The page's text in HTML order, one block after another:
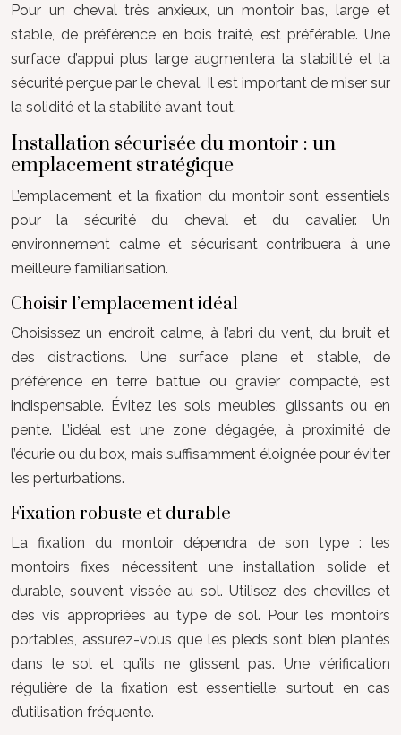
Pour un cheval très anxieux, un montoir bas, large et
stable, de préférence en bois traité, est préférable. Une
surface d’appui plus large augmentera la stabilité et la
sécurité perçue par le cheval. Il est important de miser sur
la solidité et la stabilité avant tout.
Installation sécurisée du montoir : un
emplacement stratégique
L’emplacement et la fixation du montoir sont essentiels
pour la sécurité du cheval et du cavalier. Un
environnement calme et sécurisant contribuera à une
meilleure familiarisation.
Choisir l’emplacement idéal
Choisissez un endroit calme, à l’abri du vent, du bruit et
des distractions. Une surface plane et stable, de
préférence en terre battue ou gravier compacté, est
indispensable. Évitez les sols meubles, glissants ou en
pente. L’idéal est une zone dégagée, à proximité de
l’écurie ou du box, mais suffisamment éloignée pour éviter
les perturbations.
Fixation robuste et durable
La fixation du montoir dépendra de son type : les
montoirs fixes nécessitent une installation solide et
durable, souvent vissée au sol. Utilisez des chevilles et
des vis appropriées au type de sol. Pour les montoirs
portables, assurez-vous que les pieds sont bien plantés
dans le sol et qu’ils ne glissent pas. Une vérification
régulière de la fixation est essentielle, surtout en cas
d’utilisation fréquente.